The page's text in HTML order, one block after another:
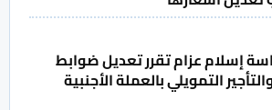
إسلام عزام تقرر تعديل ضوابط
التمويلي بالعملة الأجنبية